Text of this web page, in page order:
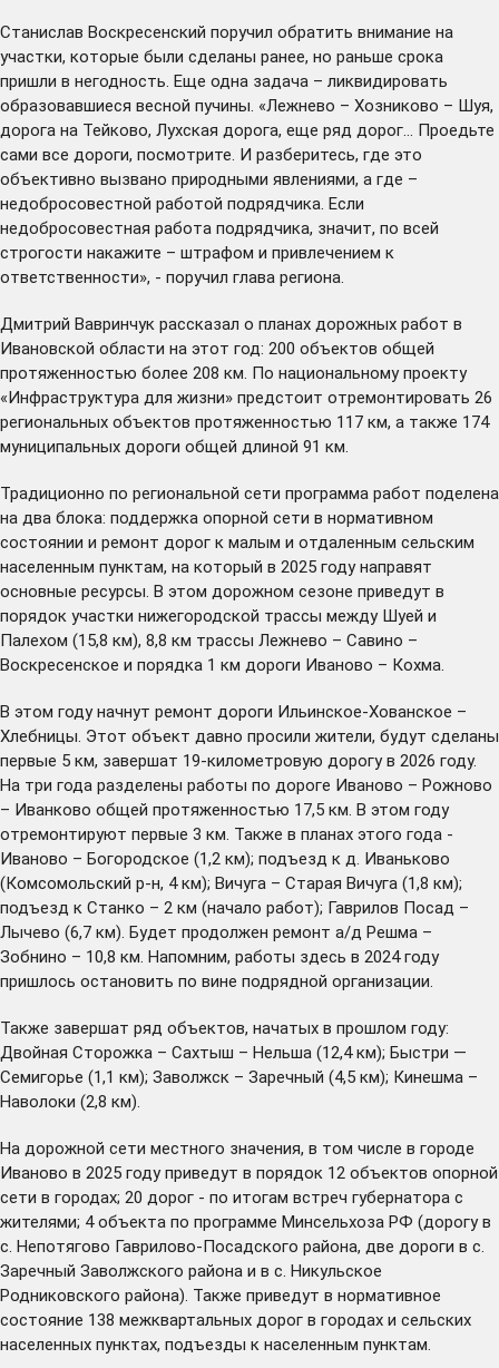
Станислав Воскресенский поручил обратить внимание на
участки, которые были сделаны ранее, но раньше срока
пришли в негодность. Еще одна задача – ликвидировать
образовавшиеся весной пучины. «Лежнево – Хозниково – Шуя,
дорога на Тейково, Лухская дорога, еще ряд дорог… Проедьте
сами все дороги, посмотрите. И разберитесь, где это
объективно вызвано природными явлениями, а где –
недобросовестной работой подрядчика. Если
недобросовестная работа подрядчика, значит, по всей
строгости накажите – штрафом и привлечением к
ответственности», - поручил глава региона.
Дмитрий Вавринчук рассказал о планах дорожных работ в
Ивановской области на этот год: 200 объектов общей
протяженностью более 208 км. По национальному проекту
«Инфраструктура для жизни» предстоит отремонтировать 26
региональных объектов протяженностью 117 км, а также 174
муниципальных дороги общей длиной 91 км.
Традиционно по региональной сети программа работ поделена
на два блока: поддержка опорной сети в нормативном
состоянии и ремонт дорог к малым и отдаленным сельским
населенным пунктам, на который в 2025 году направят
основные ресурсы. В этом дорожном сезоне приведут в
порядок участки нижегородской трассы между Шуей и
Палехом (15,8 км), 8,8 км трассы Лежнево – Савино –
Воскресенское и порядка 1 км дороги Иваново – Кохма.
В этом году начнут ремонт дороги Ильинское-Хованское –
Хлебницы. Этот объект давно просили жители, будут сделаны
первые 5 км, завершат 19-километровую дорогу в 2026 году.
На три года разделены работы по дороге Иваново – Рожново
– Иванково общей протяженностью 17,5 км. В этом году
отремонтируют первые 3 км. Также в планах этого года -
Иваново – Богородское (1,2 км); подъезд к д. Иваньково
(Комсомольский р-н, 4 км); Вичуга – Старая Вичуга (1,8 км);
подъезд к Станко – 2 км (начало работ); Гаврилов Посад –
Лычево (6,7 км). Будет продолжен ремонт а/д Решма –
Зобнино – 10,8 км. Напомним, работы здесь в 2024 году
пришлось остановить по вине подрядной организации.
Также завершат ряд объектов, начатых в прошлом году:
Двойная Сторожка – Сахтыш – Нельша (12,4 км); Быстри —
Семигорье (1,1 км); Заволжск – Заречный (4,5 км); Кинешма –
Наволоки (2,8 км).
На дорожной сети местного значения, в том числе в городе
Иваново в 2025 году приведут в порядок 12 объектов опорной
сети в городах; 20 дорог - по итогам встреч губернатора с
жителями; 4 объекта по программе Минсельхоза РФ (дорогу в
с. Непотягово Гаврилово-Посадского района, две дороги в с.
Заречный Заволжского района и в с. Никульское
Родниковского района). Также приведут в нормативное
состояние 138 межквартальных дорог в городах и сельских
населенных пунктах, подъезды к населенным пунктам.